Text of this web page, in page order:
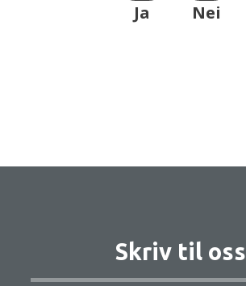
Ja Nei
Skriv til oss